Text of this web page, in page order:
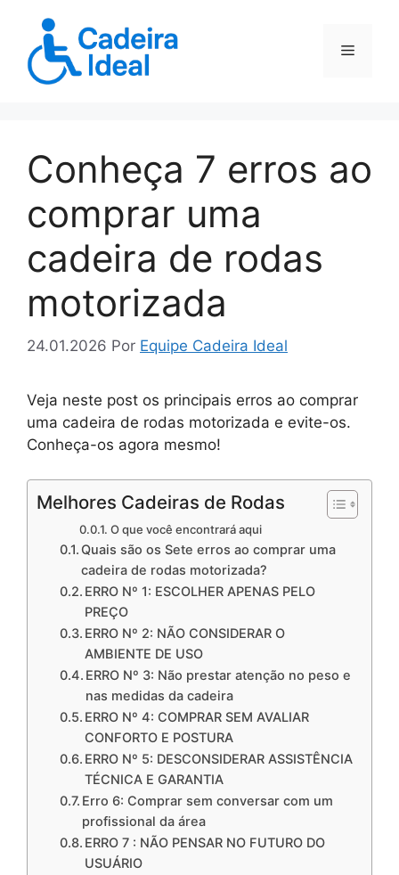
conteúdo
Menu
Conheça 7 erros ao
comprar uma
cadeira de rodas
motorizada
24.01.2026 Por Equipe Cadeira Ideal
Veja neste post os principais erros ao comprar
uma cadeira de rodas motorizada e evite-os.
Conheça-os agora mesmo!
Melhores Cadeiras de Rodas
O que você encontrará aqui
Quais são os Sete erros ao comprar uma
cadeira de rodas motorizada?
ERRO Nº 1: ESCOLHER APENAS PELO
PREÇO
ERRO Nº 2: NÃO CONSIDERAR O
AMBIENTE DE USO
ERRO Nº 3: Não prestar atenção no peso e
nas medidas da cadeira
ERRO Nº 4: COMPRAR SEM AVALIAR
CONFORTO E POSTURA
ERRO Nº 5: DESCONSIDERAR ASSISTÊNCIA
TÉCNICA E GARANTIA
Erro 6: Comprar sem conversar com um
profissional da área
ERRO 7 : NÃO PENSAR NO FUTURO DO
USUÁRIO